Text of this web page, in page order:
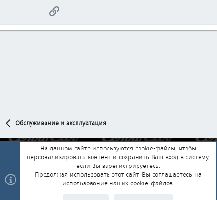
Ссылка
Обслуживание и эксплуатация
Обратная связь
Условия и правила
Политика конфиденциальности
Помощь Главная
R
На данном сайте используются cookie-файлы, чтобы
персонализировать контент и сохранить Ваш вход в систему,
если Вы зарегистрируетесь.
Продолжая использовать этот сайт, Вы соглашаетесь на
использование наших cookie-файлов.